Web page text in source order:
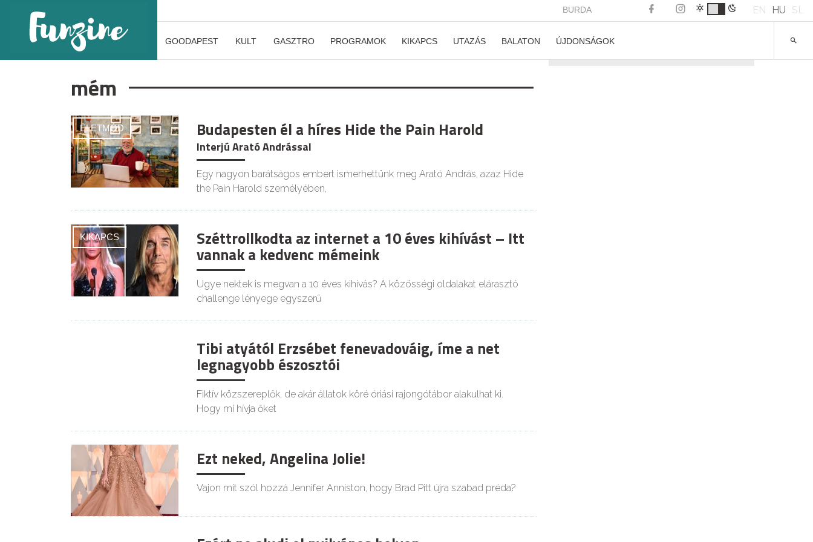
BURDA EN HU SL
GOODAPEST KULT GASZTRO PROGRAMOK KIKAPCS UTAZÁS BALATON ÚJDONSÁGOK
mém
ÉLETMÓD Budapesten él a híres Hide the Pain Harold
Interjú Arató Andrással
Egy nagyon barátságos embert ismerhettünk meg Arató András, azaz Hide
the Pain Harold személyében,
KIKAPCS Széttrollkodta az internet a 10 éves kihívást – Itt
vannak a kedvenc mémeink
Ugye nektek is megvan a 10 éves kihívás? A közösségi oldalakat elárasztó
challenge lényege egyszerű
Tibi atyától Erzsébet fenevadováig, íme a net
legnagyobb észosztói
Fiktív közszereplők, de akár állatok köré óriási rajongótábor alakulhat ki.
Hogy mi hívja őket
Ezt neked, Angelina Jolie!
Vajon mit szól hozzá Jennifer Anniston, hogy Brad Pitt újra szabad préda?